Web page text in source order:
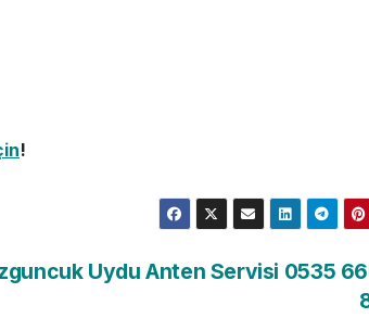
!
Uydu Anten Servisi 0535